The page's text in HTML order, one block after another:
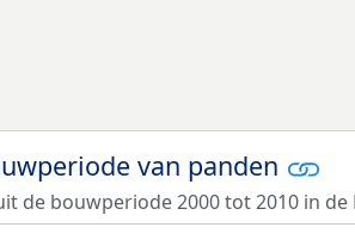
van panden
de bouwperiode 2000 tot 2010 in de